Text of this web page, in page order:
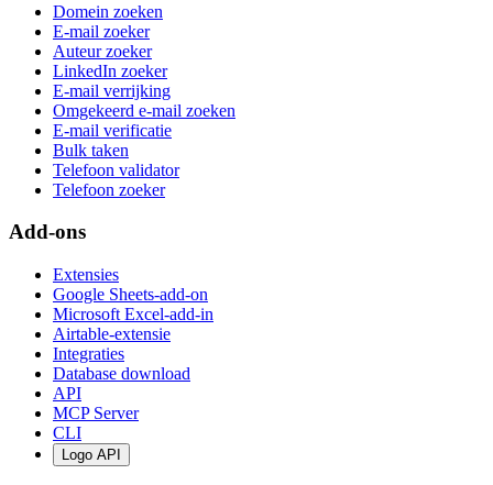
Domein zoeken
E-mail zoeker
Auteur zoeker
LinkedIn zoeker
E-mail verrijking
Omgekeerd e-mail zoeken
E-mail verificatie
Bulk taken
Telefoon validator
Telefoon zoeker
Add-ons
Extensies
Google Sheets-add-on
Microsoft Excel-add-in
Airtable-extensie
Integraties
Database download
API
MCP Server
CLI
Logo API